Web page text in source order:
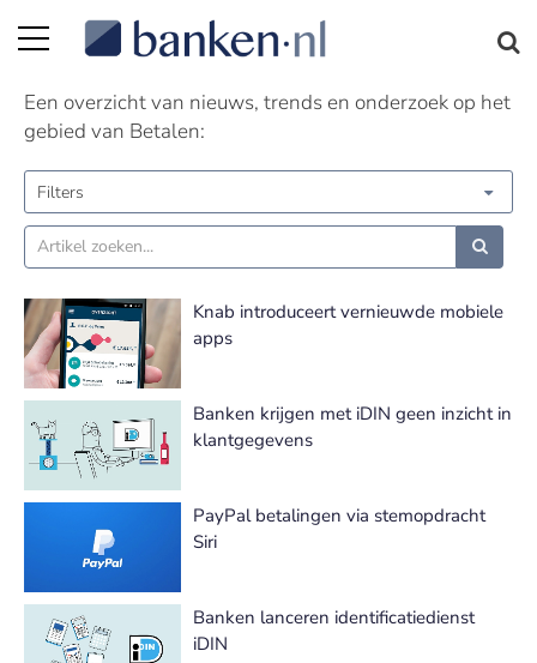
Betalen nieuws | Pagina 18
Een overzicht van nieuws, trends en onderzoek op het
gebied van Betalen:
Filters
Knab introduceert vernieuwde mobiele
apps
Banken krijgen met iDIN geen inzicht in
klantgegevens
PayPal betalingen via stemopdracht
Siri
Banken lanceren identificatiedienst
iDIN